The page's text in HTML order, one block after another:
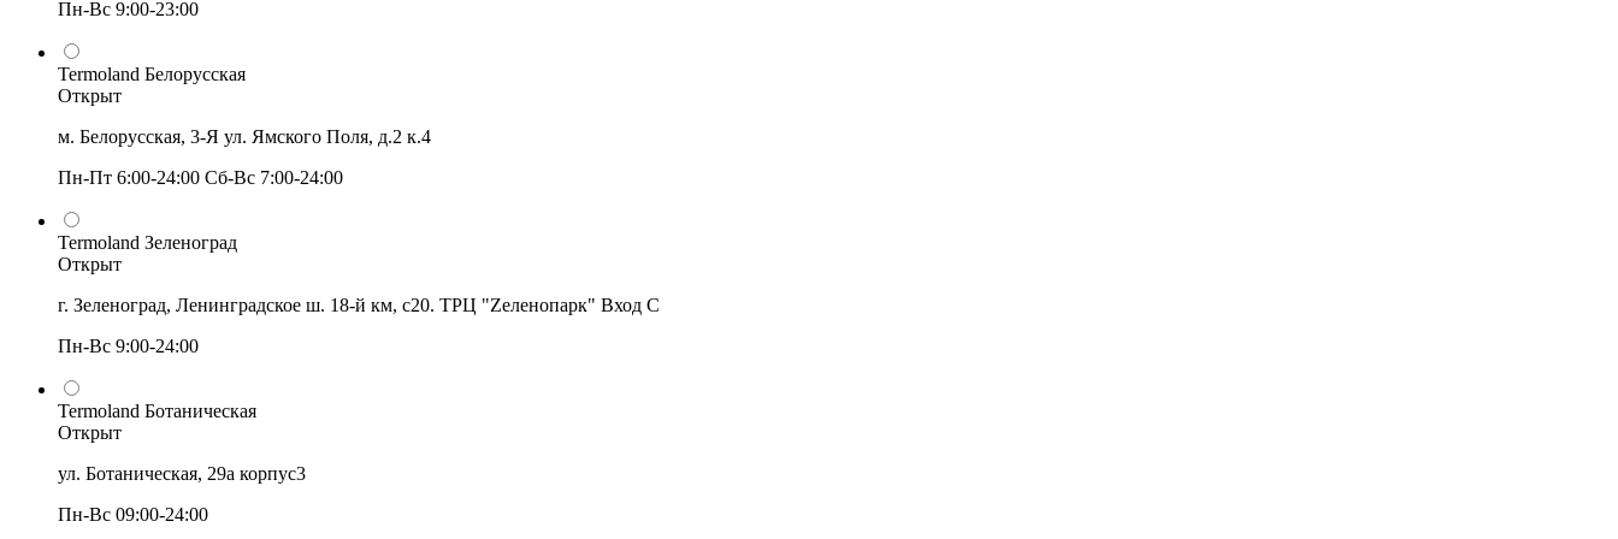
Пн-Вс 9:00-23:00
Termoland Белорусская
Открыт
м. Белорусская, 3-Я ул. Ямского Поля, д.2 к.4
Пн-Пт 6:00-24:00 Сб-Вс 7:00-24:00
Termoland Зеленоград
Открыт
г. Зеленоград, Ленинградское ш. 18-й км, с20. ТРЦ "Zеленопарк" Вход С
Пн-Вс 9:00-24:00
Termoland Ботаническая
Открыт
ул. Ботаническая, 29а корпус3
Пн-Вс 09:00-24:00